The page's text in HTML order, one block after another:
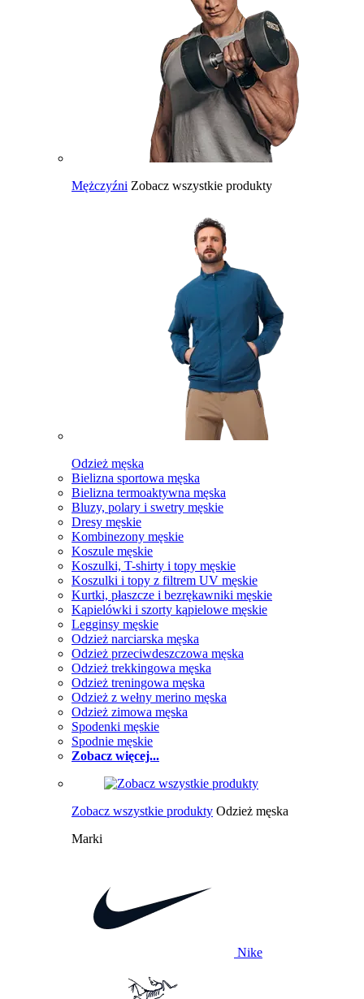
Mężczyźni Zobacz wszystkie produkty
Odzież męska
Bielizna sportowa męska
Bielizna termoaktywna męska
Bluzy, polary i swetry męskie
Dresy męskie
Kombinezony męskie
Koszule męskie
Koszulki, T-shirty i topy męskie
Koszulki i topy z filtrem UV męskie
Kurtki, płaszcze i bezrękawniki męskie
Kąpielówki i szorty kąpielowe męskie
Legginsy męskie
Odzież narciarska męska
Odzież przeciwdeszczowa męska
Odzież trekkingowa męska
Odzież treningowa męska
Odzież z wełny merino męska
Odzież zimowa męska
Spodenki męskie
Spodnie męskie
Zobacz więcej...
Zobacz wszystkie produkty Odzież męska
Marki
Nike